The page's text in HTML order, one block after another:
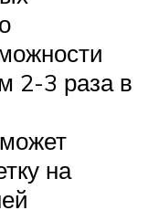
2-3 раза в
на